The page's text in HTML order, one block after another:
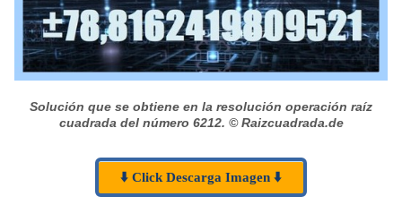
Solución que se obtiene en la resolución operación raíz
cuadrada del número 6212. © Raizcuadrada.de
⬇️ Click Descarga Imagen ⬇️